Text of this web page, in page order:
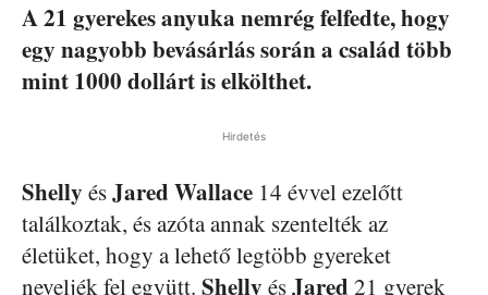
A 21 gyerekes anyuka nemrég felfedte, hogy
egy nagyobb bevásárlás során a család több
mint 1000 dollárt is elkölthet.
Hirdetés
Shelly ésJared Wallace 14 évvel ezelőtt
találkoztak, és azóta annak szentelték az
életüket, hogy a lehető legtöbb gyereket
neveljék fel együtt. Shelly ésJared 21 gyerek